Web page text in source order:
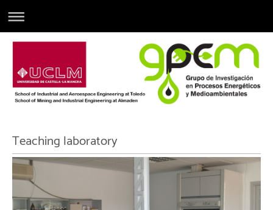
Teaching laboratory